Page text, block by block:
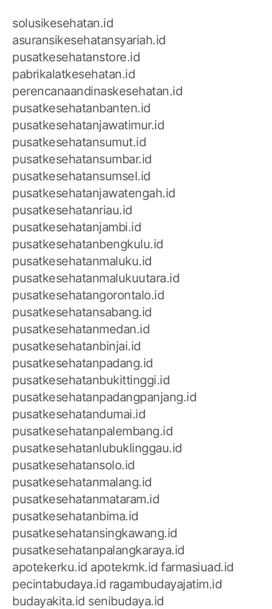
solusikesehatan.id
asuransikesehatansyariah.id
pusatkesehatanstore.id
pabrikalatkesehatan.id
perencanaandinaskesehatan.id
pusatkesehatanbanten.id
pusatkesehatanjawatimur.id
pusatkesehatansumut.id
pusatkesehatansumbar.id
pusatkesehatansumsel.id
pusatkesehatanjawatengah.id
pusatkesehatanriau.id
pusatkesehatanjambi.id
pusatkesehatanbengkulu.id
pusatkesehatanmaluku.id
pusatkesehatanmalukuutara.id
pusatkesehatangorontalo.id
pusatkesehatansabang.id
pusatkesehatanmedan.id
pusatkesehatanbinjai.id
pusatkesehatanpadang.id
pusatkesehatanbukittinggi.id
pusatkesehatanpadangpanjang.id
pusatkesehatandumai.id
pusatkesehatanpalembang.id
pusatkesehatanlubuklinggau.id
pusatkesehatansolo.id
pusatkesehatanmalang.id
pusatkesehatanmataram.id
pusatkesehatanbima.id
pusatkesehatansingkawang.id
pusatkesehatanpalangkaraya.id
apotekerku.id apotekmk.id farmasiuad.id
pecintabudaya.id ragambudayajatim.id
budayakita.id senibudaya.id